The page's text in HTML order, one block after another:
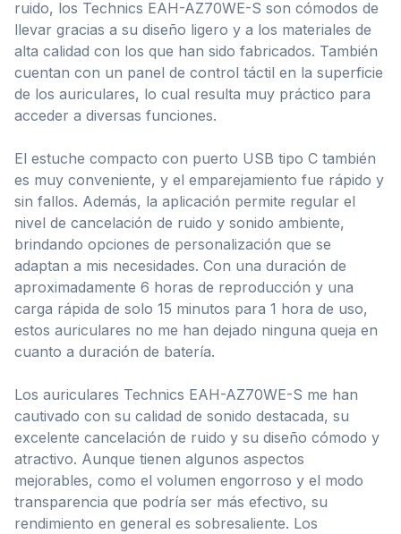
ruido, los Technics EAH-AZ70WE-S son cómodos de
llevar gracias a su diseño ligero y a los materiales de
alta calidad con los que han sido fabricados. También
cuentan con un panel de control táctil en la superficie
de los auriculares, lo cual resulta muy práctico para
acceder a diversas funciones.
El estuche compacto con puerto USB tipo C también
es muy conveniente, y el emparejamiento fue rápido y
sin fallos. Además, la aplicación permite regular el
nivel de cancelación de ruido y sonido ambiente,
brindando opciones de personalización que se
adaptan a mis necesidades. Con una duración de
aproximadamente 6 horas de reproducción y una
carga rápida de solo 15 minutos para 1 hora de uso,
estos auriculares no me han dejado ninguna queja en
cuanto a duración de batería.
Los auriculares Technics EAH-AZ70WE-S me han
cautivado con su calidad de sonido destacada, su
excelente cancelación de ruido y su diseño cómodo y
atractivo. Aunque tienen algunos aspectos
mejorables, como el volumen engorroso y el modo
transparencia que podría ser más efectivo, su
rendimiento en general es sobresaliente. Los